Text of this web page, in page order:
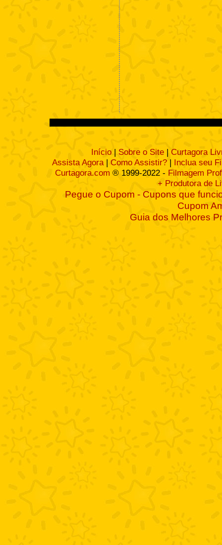
Início | Sobre o Site | Curtagora
Assista Agora| Como Assistir? | Inclua seu
Curtagora.com ® 1999-2022 - Filmagem
+ Produtora de
Pegue o Cupom - Cupons que
Cupom
Guia dos Melhores